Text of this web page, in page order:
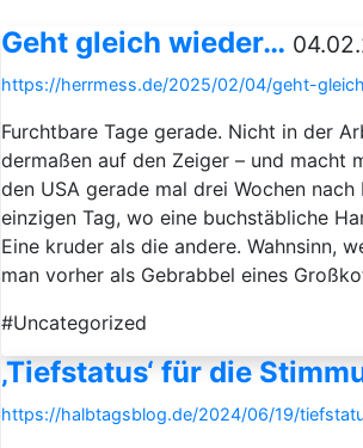
Geht gleich wieder…
https://herrmess.de/2025/02/04/geht-
Furchtbare Tage gerade. Nicht in der
dermaßen auf den Zeiger – und macht
den USA gerade mal drei Wochen
einzigen Tag, wo eine buchstäbliche
Eine kruder als die andere. Wahnsinn,
man vorher als Gebrabbel eines
#Uncategorized
‚Tiefstatus‘ für die
https://halbtagsblog.de/2024/06/19/